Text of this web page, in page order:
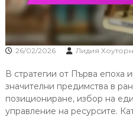
26/02/2026 Лидия Хоуторн
В стратегии от Първа епоха
значителни предимства в
позициониране, избор на
управление на ресурсите.